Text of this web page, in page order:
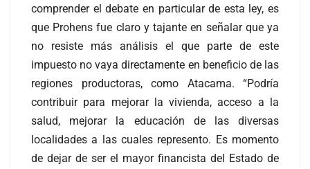
comprender el debate en particular de esta ley, es
que Prohens fue claro y tajante en señalar que ya
no resiste más análisis el que parte de este
impuesto no vaya directamente en beneficio de las
regiones productoras, como Atacama. “Podría
contribuir para mejorar la vivienda, acceso a la
salud, mejorar la educación de las diversas
localidades a las cuales represento. Es momento
de dejar de ser el mayor financista del Estado de